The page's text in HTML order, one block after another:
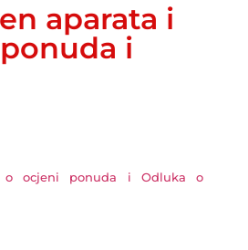
aparata i
i
o ocjeni ponuda i Odluka o